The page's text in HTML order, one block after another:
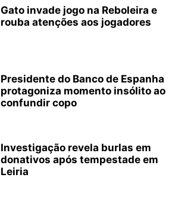
Gato invade jogo na Reboleira e
rouba atenções aos jogadores
Presidente do Banco de Espanha
protagoniza momento insólito ao
confundir copo
Investigação revela burlas em
donativos após tempestade em
Leiria